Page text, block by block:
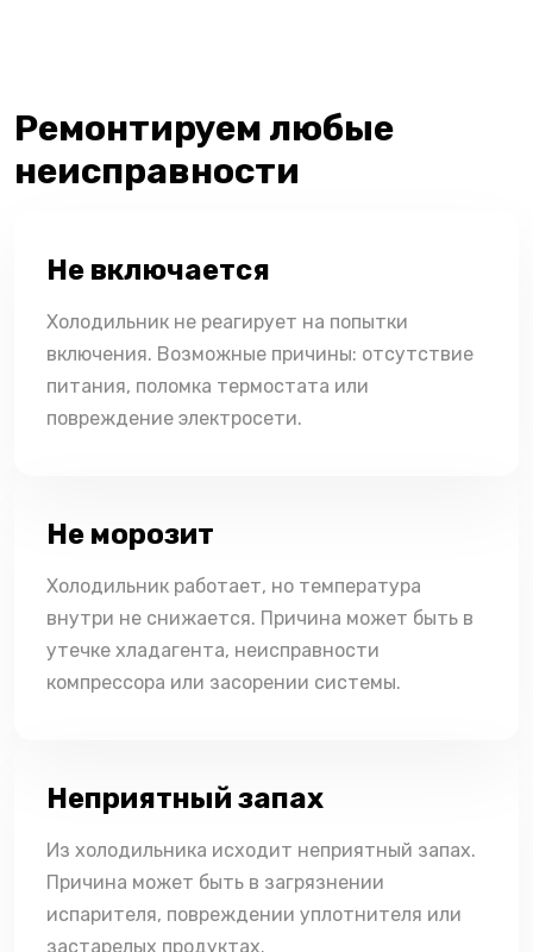
Ремонтируем любые
неисправности
Не включается
Холодильник не реагирует на попытки
включения. Возможные причины: отсутствие
питания, поломка термостата или
повреждение электросети.
Не морозит
Холодильник работает, но температура
внутри не снижается. Причина может быть в
утечке хладагента, неисправности
компрессора или засорении системы.
Неприятный запах
Из холодильника исходит неприятный запах.
Причина может быть в загрязнении
испарителя, повреждении уплотнителя или
застарелых продуктах.